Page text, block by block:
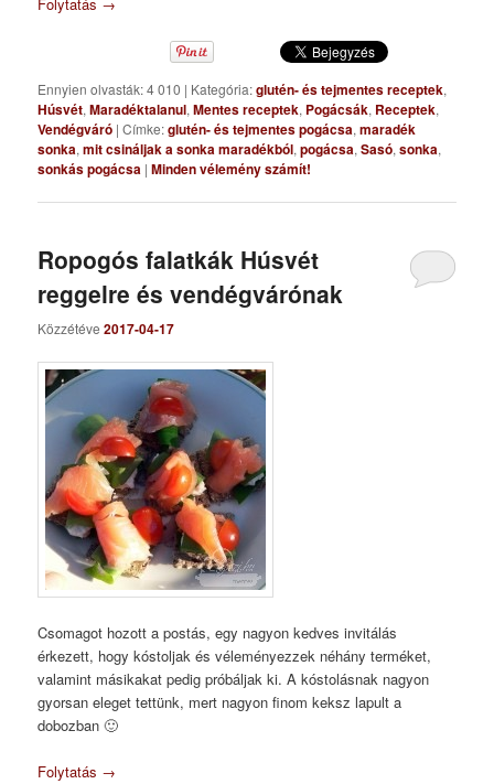
Ennyien olvasták: 4 010 | Kategória:glutén- és tejmentes receptek,
Húsvét,Maradéktalanul,Mentes receptek, Pogácsák, Receptek,
Vendégváró |Címke:glutén- és tejmentes pogácsa,maradék
sonka,mit csináljak a sonka maradékból,pogácsa,Sasó,sonka,
sonkás pogácsa |Minden vélemény számít!
Ropogós falatkák Húsvét
reggelre és vendégvárónak
Közzétéve2017-04-17
Csomagot hozott a postás, egy nagyon kedves invitálás
érkezett, hogy kóstoljak és véleményezzek néhány terméket,
valamint másikakat pedig próbáljak ki. A kóstolásnak nagyon
gyorsan eleget tettünk, mert nagyon finom keksz lapult a
dobozban 🙂
Folytatás →